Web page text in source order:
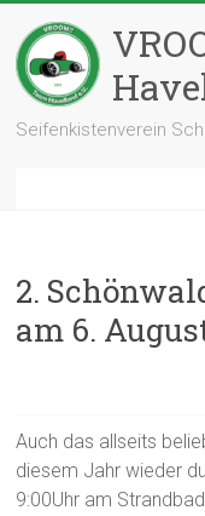
Inhalt
springen
Seifenkistenverein
2.
am 6.
Auch das allseits
diesem Jahr wieder
9:00Uhr am